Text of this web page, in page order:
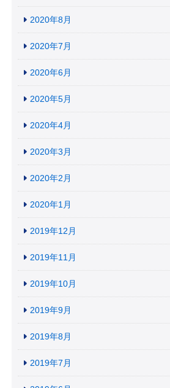
2020年8月
2020年7月
2020年6月
2020年5月
2020年4月
2020年3月
2020年2月
2020年1月
2019年12月
2019年11月
2019年10月
2019年9月
2019年8月
2019年7月